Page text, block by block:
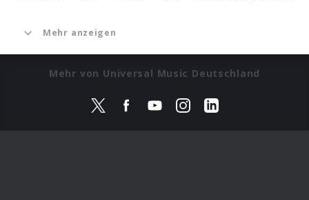
Die Leaders for Climate Action helfen über schrittweise
transformativen Veränderungen, wie der Umgestaltung
von Geschäftsmodellen und umfassenderen
Aktivitätsfelder beinhalten Bildung, Dialog und
Mehr anzeigen
Mehr von Universal Music Deutschland